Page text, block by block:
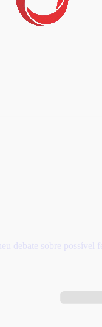
debate sobre possível